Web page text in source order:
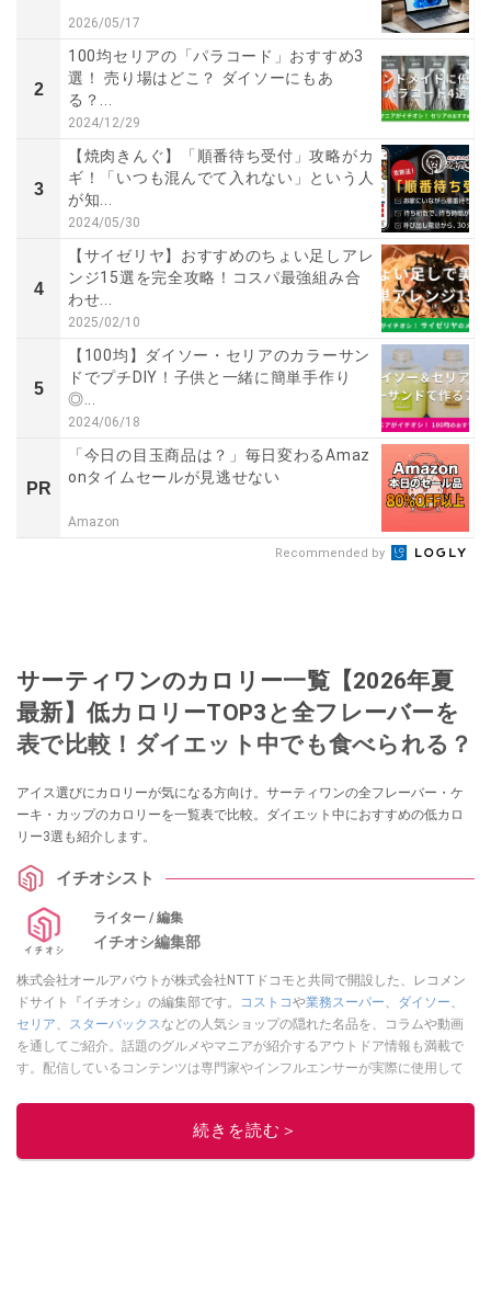
2026/05/17
2
100均セリアの「パラコード」おすすめ3
選！ 売り場はどこ？ ダイソーにもあ
る？...
2024/12/29
3
【焼肉きんぐ】「順番待ち受付」攻略がカ
ギ！「いつも混んでて入れない」という人
が知...
2024/05/30
4
【サイゼリヤ】おすすめのちょい足しアレ
ンジ15選を完全攻略！コスパ最強組み合
わせ...
2025/02/10
5
【100均】ダイソー・セリアのカラーサン
ドでプチDIY！子供と一緒に簡単手作り
◎...
2024/06/18
PR
「今日の目玉商品は？」毎日変わるAmaz
onタイムセールが見逃せない
Amazon
Recommended by
サーティワンのカロリー一覧【2026年夏
最新】低カロリーTOP3と全フレーバーを
表で比較！ダイエット中でも食べられる？
アイス選びにカロリーが気になる方向け。サーティワンの全フレーバー・ケ
ーキ・カップのカロリーを一覧表で比較。ダイエット中におすすめの低カロ
リー3選も紹介します。
イチオシスト
ライター / 編集
イチオシ編集部
株式会社オールアバウトが株式会社NTTドコモと共同で開設した、レコメン
ドサイト『イチオシ』の編集部です。
コストコや業務スーパー、 ダイソー、
セリア、 スターバックスなどの人気ショップの隠れた名品を、コラムや動画
を通してご紹介。話題のグルメやマニアが紹介するアウトドア情報も満載で
す。配信しているコンテンツは専門家やインフルエンサーが実際に使用して
ニュースでフォロー
続きを読む＞